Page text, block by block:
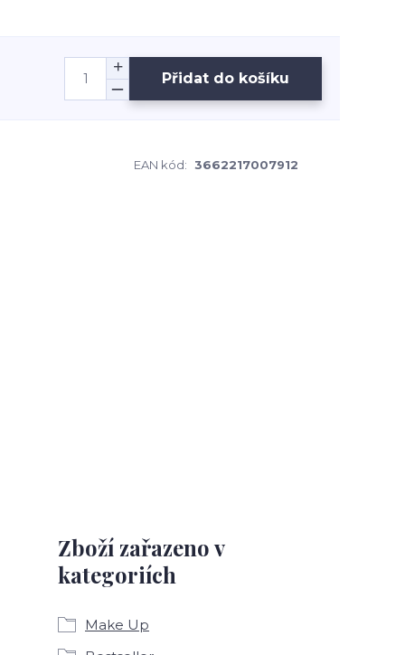
Přidat do košíku
EAN kód: 3662217007912
Zboží zařazeno v
kategoriích
Make Up